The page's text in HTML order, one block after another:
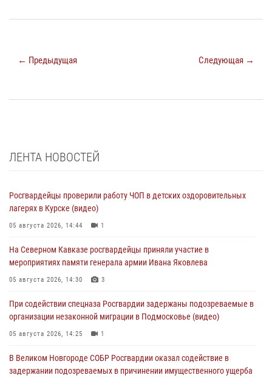
← Предыдущая Следующая →
ЛЕНТА НОВОСТЕЙ
Росгвардейцы проверили работу ЧОП в детских оздоровительных
лагерях в Курске (видео)
05 августа 2026, 14:44 1
На Северном Кавказе росгвардейцы приняли участие в
мероприятиях памяти генерала армии Ивана Яковлева
05 августа 2026, 14:30 3
При содействии спецназа Росгвардии задержаны подозреваемые в
организации незаконной миграции в Подмосковье (видео)
05 августа 2026, 14:25 1
В Великом Новгороде СОБР Росгвардии оказал содействие в
задержании подозреваемых в причинении имущественного ущерба